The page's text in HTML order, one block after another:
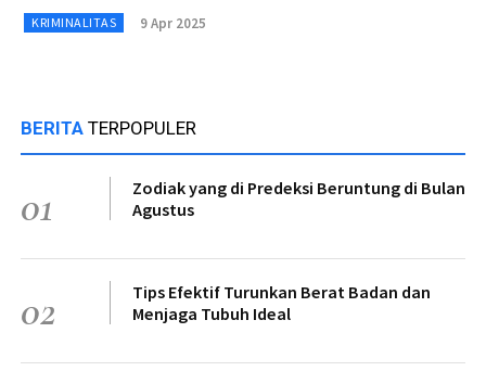
KRIMINALITAS 9 Apr 2025
BERITA TERPOPULER
01
Zodiak yang di Predeksi Beruntung di Bulan
Agustus
02
Tips Efektif Turunkan Berat Badan dan
Menjaga Tubuh Ideal